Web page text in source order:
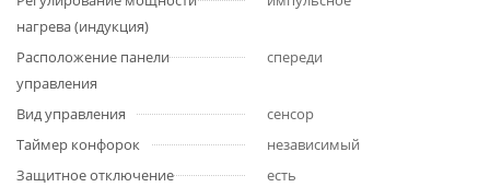
нагрева (индукция)
Расположение панели
управления
спереди
Вид управления
сенсор
Таймер конфорок
независимый
Защитное отключение
есть